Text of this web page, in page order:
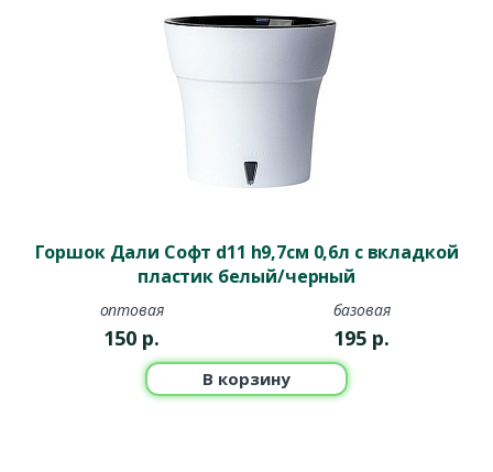
Горшок Дали Софт d11 h9,7см 0,6л с вкладкой
пластик белый/черный
оптовая
150 р.
базовая
195 р.
В корзину